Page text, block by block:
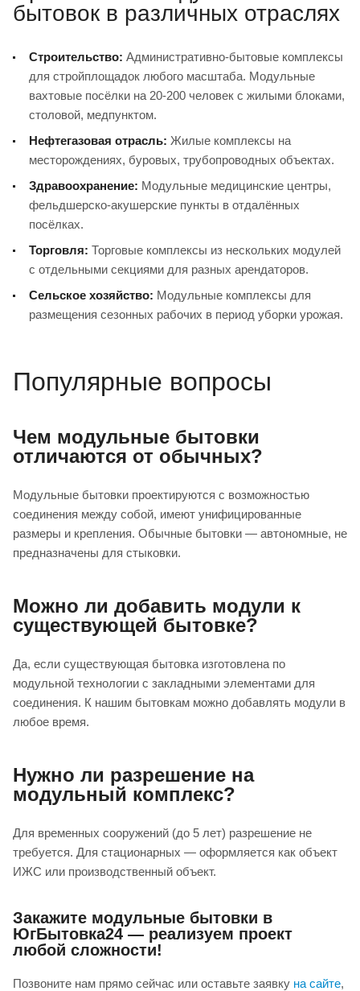
бытовок в различных отраслях
Строительство: Административно-бытовые комплексы
для стройплощадок любого масштаба. Модульные
вахтовые посёлки на 20-200 человек с жилыми блоками,
столовой, медпунктом.
Нефтегазовая отрасль: Жилые комплексы на
месторождениях, буровых, трубопроводных объектах.
Здравоохранение: Модульные медицинские центры,
фельдшерско-акушерские пункты в отдалённых
посёлках.
Торговля: Торговые комплексы из нескольких модулей
с отдельными секциями для разных арендаторов.
Сельское хозяйство: Модульные комплексы для
размещения сезонных рабочих в период уборки урожая.
Популярные вопросы
Чем модульные бытовки
отличаются от обычных?
Модульные бытовки проектируются с возможностью
соединения между собой, имеют унифицированные
размеры и крепления. Обычные бытовки — автономные, не
предназначены для стыковки.
Можно ли добавить модули к
существующей бытовке?
Да, если существующая бытовка изготовлена по
модульной технологии с закладными элементами для
соединения. К нашим бытовкам можно добавлять модули в
любое время.
Нужно ли разрешение на
модульный комплекс?
Для временных сооружений (до 5 лет) разрешение не
требуется. Для стационарных — оформляется как объект
ИЖС или производственный объект.
Закажите модульные бытовки в
ЮгБытовка24 — реализуем проект
любой сложности!
Позвоните нам прямо сейчас или оставьте заявку на сайте,